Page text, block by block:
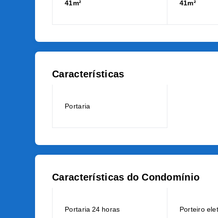
41m²
41m²
Características
Portaria
Características do Condomínio
Portaria 24 horas Porteiro